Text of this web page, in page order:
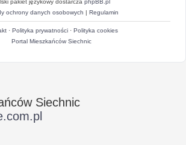
pakiet językowy dostarcza phpBB.pl
ochrony danych osobowych | Regulamin
· Polityka prywatności· Polityka cookies
Portal Mieszkańców Siechnic
Siechnic